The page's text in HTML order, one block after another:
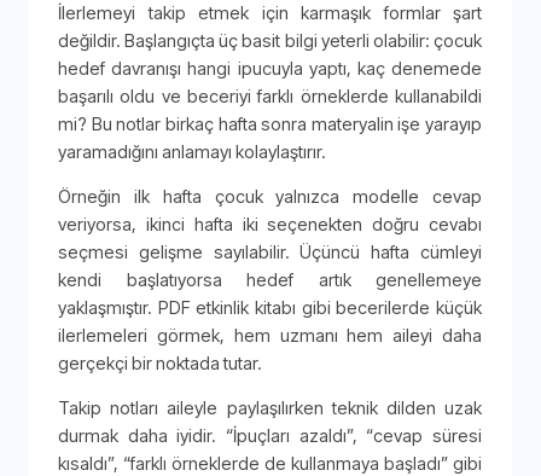
İlerlemeyi takip etmek için karmaşık formlar şart
değildir. Başlangıçta üç basit bilgi yeterli olabilir: çocuk
hedef davranışı hangi ipucuyla yaptı, kaç denemede
başarılı oldu ve beceriyi farklı örneklerde kullanabildi
mi? Bu notlar birkaç hafta sonra materyalin işe yarayıp
yaramadığını anlamayı kolaylaştırır.
Örneğin ilk hafta çocuk yalnızca modelle cevap
veriyorsa, ikinci hafta iki seçenekten doğru cevabı
seçmesi gelişme sayılabilir. Üçüncü hafta cümleyi
kendi başlatıyorsa hedef artık genellemeye
yaklaşmıştır. PDF etkinlik kitabı gibi becerilerde küçük
ilerlemeleri görmek, hem uzmanı hem aileyi daha
gerçekçi bir noktada tutar.
Takip notları aileyle paylaşılırken teknik dilden uzak
durmak daha iyidir. “İpuçları azaldı”, “cevap süresi
kısaldı”, “farklı örneklerde de kullanmaya başladı” gibi